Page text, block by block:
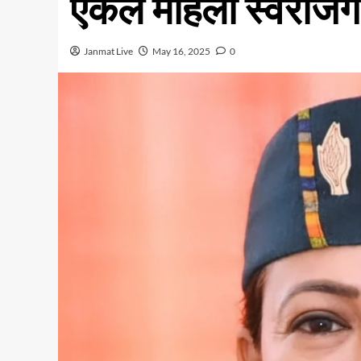
एकल महिला
Janmat Live May 16, 2025 0